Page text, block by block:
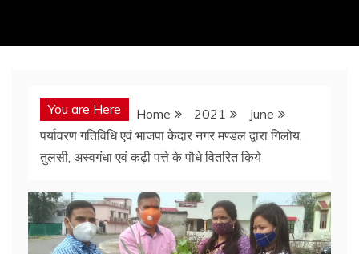
You are Here Home 2021
June
पर्यावरण गतिविधि एवं भाजपा केदार नगर मण्डल द्वारा गिलोय,
तुलसी, अस्वगंधा एवं कढ़ी पत्ते के पौधे वितरित किये